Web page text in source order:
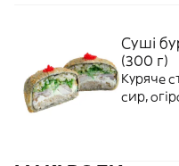
Суші
(300 г)
Куряче
сир,